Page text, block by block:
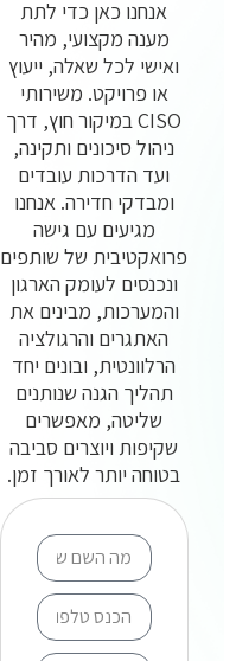
אנחנו כאן כדי לתת
מענה מקצועי, מהיר
ואישי לכל שאלה, ייעוץ
או פרויקט. משירותי
CISO במיקור חוץ, דרך
ניהול סיכונים ותקינה,
ועד הדרכות עובדים
ומבדקי חדירה. אנחנו
מגיעים עם גישה
פרואקטיבית של שותפים
ונכנסים לעומק הארגון
והמערכות, מבינים את
האתגרים והרגולציה
הרלוונטית, ובונים יחד
תהליך הגנה שנותנים
שליטה, מאפשרים
שקיפות ויוצרים סביבה
בטוחה יותר לאורך זמן.